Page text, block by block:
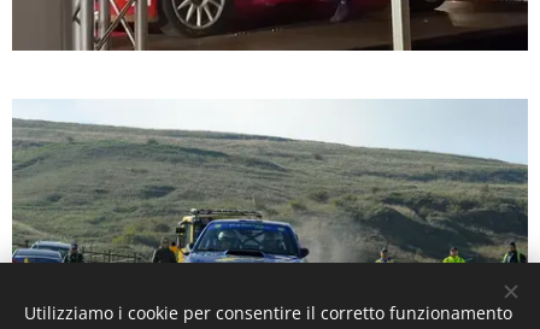
Utilizziamo i cookie per consentire il corretto funzionamento